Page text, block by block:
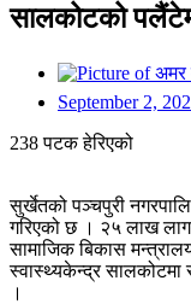
सालकोटको
September 2,
238 पटक हेरिएको
सुर्खेतको पञ्चपुरी
गरिएको छ । २५ लाख
सामाजिक बिकास
स्वास्थ्यकेन्द्र सालकोटमा
।